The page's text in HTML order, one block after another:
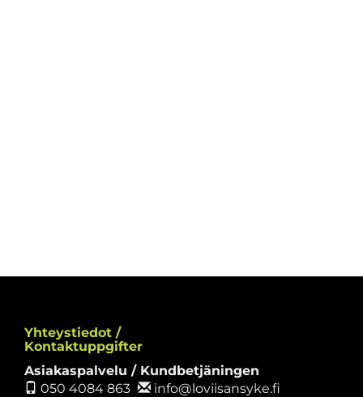
Yhteystiedot /
Kontaktuppgifter
Asiakaspalvelu / Kundbetjäningen
050 4084 863
info@loviisansyke.fi